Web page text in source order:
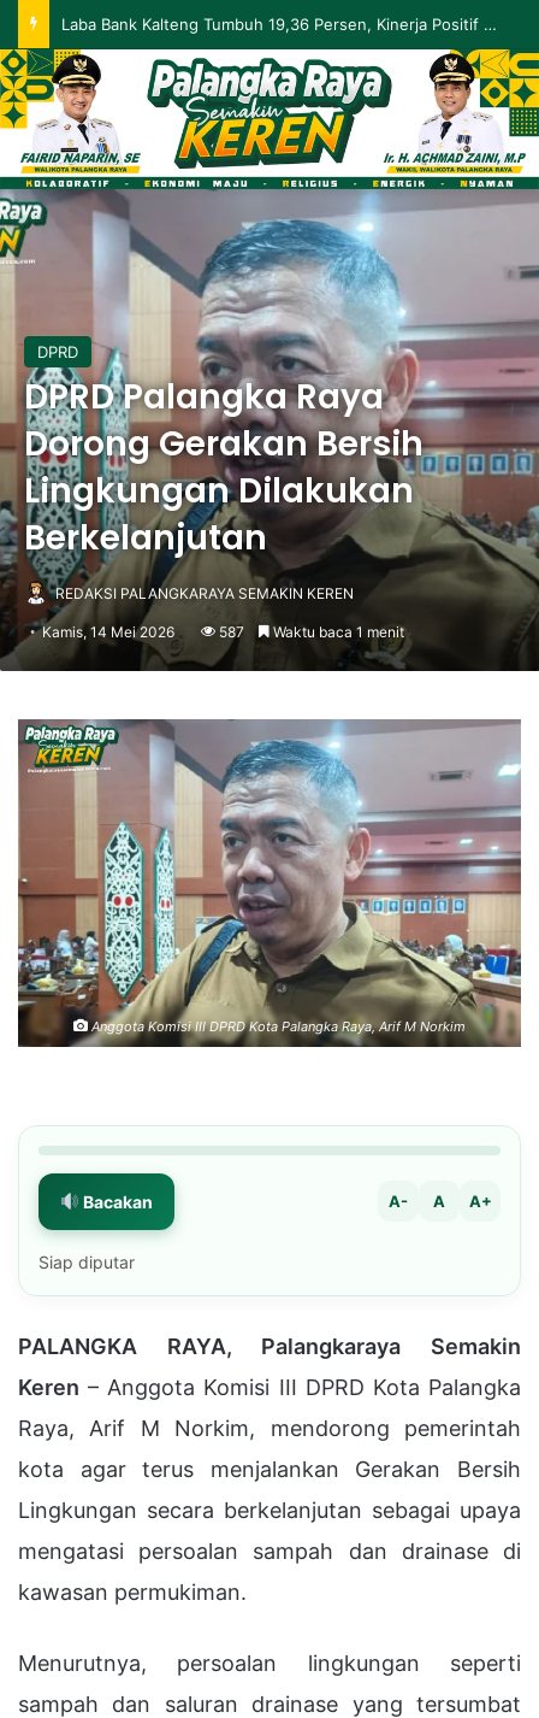
Palangka Raya Perluas Digitalisasi Perlindungan Sosial, Perkuat Akurasi Data dan Penyaluran Bansos
DPRD
DPRD Palangka Raya
Dorong Gerakan Bersih
Lingkungan Dilakukan
Berkelanjutan
REDAKSI PALANGKARAYA SEMAKIN KEREN
Kamis, 14 Mei 2026 587 Waktu baca 1 menit
Anggota Komisi III DPRD Kota Palangka Raya, Arif M Norkim
Bacakan A- A A+
Siap diputar
PALANGKA RAYA, Palangkaraya Semakin
Keren – Anggota Komisi III DPRD Kota Palangka
Raya, Arif M Norkim, mendorong pemerintah
kota agar terus menjalankan Gerakan Bersih
Lingkungan secara berkelanjutan sebagai upaya
mengatasi persoalan sampah dan drainase di
kawasan permukiman.
Menurutnya, persoalan lingkungan seperti
sampah dan saluran drainase yang tersumbat